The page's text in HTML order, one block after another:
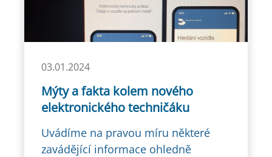
03.01.2024
Mýty a fakta kolem nového
elektronického techničáku
Uvádíme na pravou míru některé
zavádějící informace ohledně